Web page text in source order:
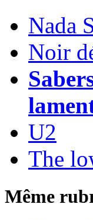
Nada
Noir
U2
The
Même